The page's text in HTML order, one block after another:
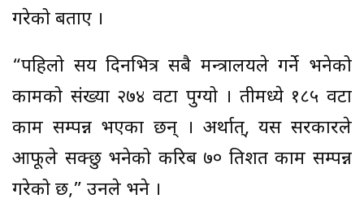
गरेको बताए ।
“पहिलो सय दिनभित्र सबै मन्त्रालयले गर्ने भनेको
कामको संख्या २७४ वटा पुग्यो । तीमध्ये १८५ वटा
काम सम्पन्न भएका छन् । अर्थात्, यस सरकारले
आफूले सक्छु भनेको करिब ७० प्रतिशत काम सम्पन्न
गरेको छ,” उनले भने ।